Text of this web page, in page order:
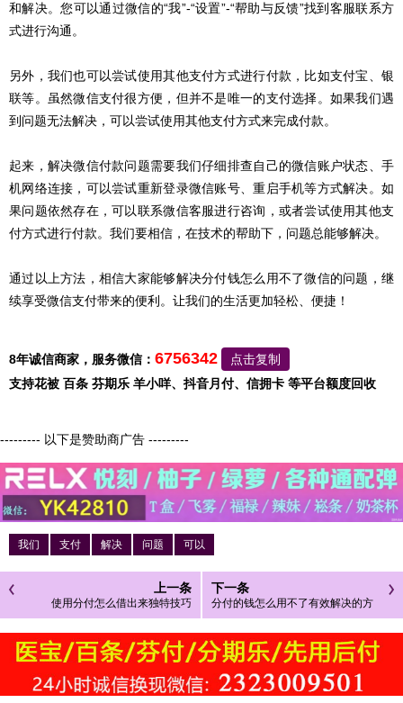
和解决。您可以通过微信的“我”-“设置”-“帮助与反馈”找到客服联系方
式进行沟通。
另外，我们也可以尝试使用其他支付方式进行付款，比如支付宝、银
联等。虽然微信支付很方便，但并不是唯一的支付选择。如果我们遇
到问题无法解决，可以尝试使用其他支付方式来完成付款。
起来，解决微信付款问题需要我们仔细排查自己的微信账户状态、手
机网络连接，可以尝试重新登录微信账号、重启手机等方式解决。如
果问题依然存在，可以联系微信客服进行咨询，或者尝试使用其他支
付方式进行付款。我们要相信，在技术的帮助下，问题总能够解决。
通过以上方法，相信大家能够解决分付钱怎么用不了微信的问题，继
续享受微信支付带来的便利。让我们的生活更加轻松、便捷！
8年诚信商家，服务微信： 6756342
点击复制
支持花被 百条 芬期乐 羊小咩、抖音月付、信拥卡 等平台额度回收
--------- 以下是赞助商广告 ---------
我们 支付 解决 问题 可以
上一条
使用分付怎么借出来独特技巧
下一条
分付的钱怎么用不了有效解决的方
法